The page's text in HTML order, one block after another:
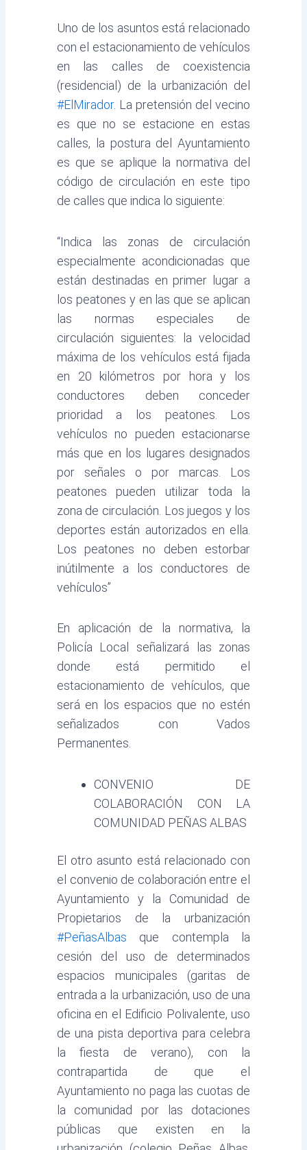
Uno de los asuntos está relacionado
con el estacionamiento de vehículos
en las calles de coexistencia
(residencial) de la urbanización del
#ElMirador. La pretensión del vecino
es que no se estacione en estas
calles, la postura del Ayuntamiento
es que se aplique la normativa del
código de circulación en este tipo
de calles que indica lo siguiente:
“Indica las zonas de circulación
especialmente acondicionadas que
están destinadas en primer lugar a
los peatones y en las que se aplican
las normas especiales de
circulación siguientes: la velocidad
máxima de los vehículos está fijada
en 20 kilómetros por hora y los
conductores deben conceder
prioridad a los peatones. Los
vehículos no pueden estacionarse
más que en los lugares designados
por señales o por marcas. Los
peatones pueden utilizar toda la
zona de circulación. Los juegos y los
deportes están autorizados en ella.
Los peatones no deben estorbar
inútilmente a los conductores de
vehículos”
En aplicación de la normativa, la
Policía Local señalizará las zonas
donde está permitido el
estacionamiento de vehículos, que
será en los espacios que no estén
señalizados con Vados
Permanentes.
CONVENIO DE
COLABORACIÓN CON LA
COMUNIDAD PEÑAS ALBAS
El otro asunto está relacionado con
el convenio de colaboración entre el
Ayuntamiento y la Comunidad de
Propietarios de la urbanización
#PeñasAlbas que contempla la
cesión del uso de determinados
espacios municipales (garitas de
entrada a la urbanización, uso de una
oficina en el Edificio Polivalente, uso
de una pista deportiva para celebra
la fiesta de verano), con la
contrapartida de que el
Ayuntamiento no paga las cuotas de
la comunidad por las dotaciones
públicas que existen en la